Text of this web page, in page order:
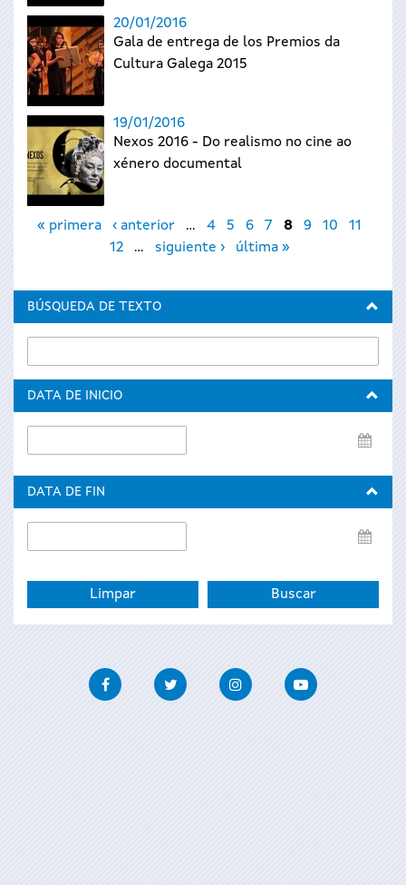
20/01/2016
Gala de entrega de los Premios da
Cultura Galega 2015
19/01/2016
Nexos 2016 - Do realismo no cine ao
xénero documental
Páginas
« primera ‹ anterior … 4 5 6 7 8 9 10
11
12
… siguiente › última »
BÚSQUEDA DE TEXTO
DATA DE INICIO
de
DATA DE FIN
de
FacebookTwitter InstagramYoutube